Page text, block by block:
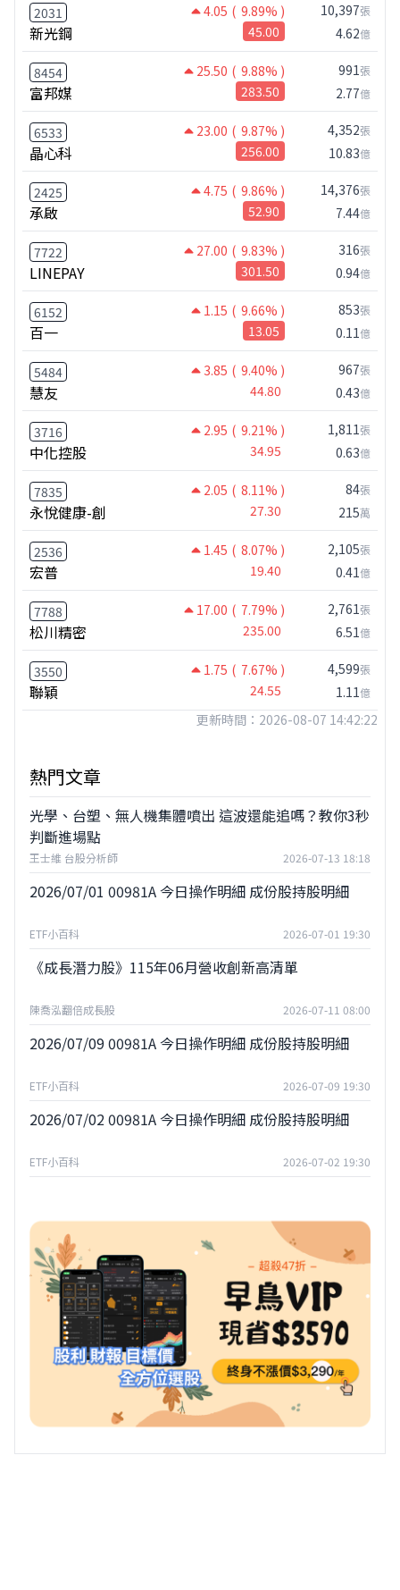
2031 4.05 ( 9.89% )
新光鋼 45.00
10,397張
4.62億
8454 25.50 ( 9.88% )
富邦媒 283.50
991張
2.77億
6533 23.00 ( 9.87% )
晶心科 256.00
4,352張
10.83億
2425 4.75 ( 9.86% )
承啟 52.90
14,376張
7.44億
7722 27.00 ( 9.83% )
LINEPAY 301.50
316張
0.94億
6152 1.15 ( 9.66% )
百一 13.05
853張
0.11億
5484 3.85 ( 9.40% )
慧友 44.80
967張
0.43億
3716 2.95 ( 9.21% )
中化控股 34.95
1,811張
0.63億
7835 2.05 ( 8.11% )
永悅健康-創 27.30
84張
215萬
2536 1.45 ( 8.07% )
宏普 19.40
2,105張
0.41億
7788 17.00 ( 7.79% )
松川精密 235.00
2,761張
6.51億
3550 1.75 ( 7.67% )
聯穎 24.55
4,599張
1.11億
更新時間：2026-08-07 14:42:22
熱門文章
光學、台塑、無人機集體噴出 這波還能追嗎？教你3秒
判斷進場點
王士維 台股分析師 2026-07-13 18:18
2026/07/01 00981A 今日操作明細 成份股持股明細
ETF小百科 2026-07-01 19:30
《成長潛力股》115年06月營收創新高清單
陳喬泓翻倍成長股 2026-07-11 08:00
2026/07/09 00981A 今日操作明細 成份股持股明細
ETF小百科 2026-07-09 19:30
2026/07/02 00981A 今日操作明細 成份股持股明細
ETF小百科 2026-07-02 19:30